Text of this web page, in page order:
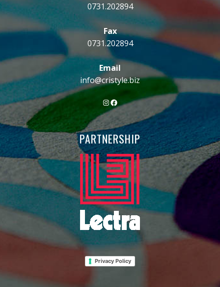
0731.202894
Fax
0731.202894
Email
info@cristyle.biz
Instagram
Facebook
PARTNERSHIP
Privacy Policy